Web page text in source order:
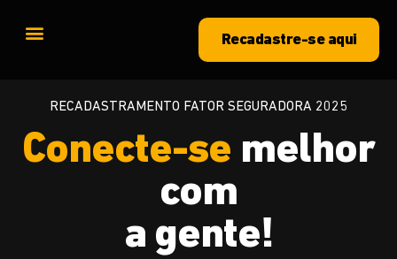
Recadastre-se aqui
RECADASTRAMENTO FATOR SEGURADORA 2025
Conecte-se melhor
com
a gente!